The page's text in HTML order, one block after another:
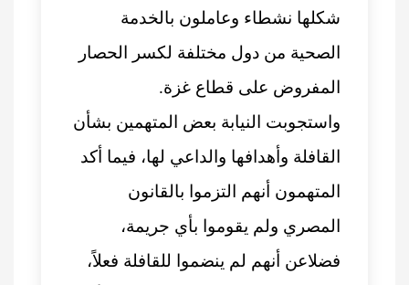
شكلها نشطاء وعاملون بالخدمة
الصحية من دول مختلفة لكسر الحصار
المفروض على قطاع غزة.
واستجوبت النيابة بعض المتهمين بشأن
القافلة وأهدافها والداعي لها، فيما أكد
المتهمون أنهم التزموا بالقانون
المصري ولم يقوموا بأي جريمة،
فضلاعن أنهم لم ينضموا للقافلة فعلاً،